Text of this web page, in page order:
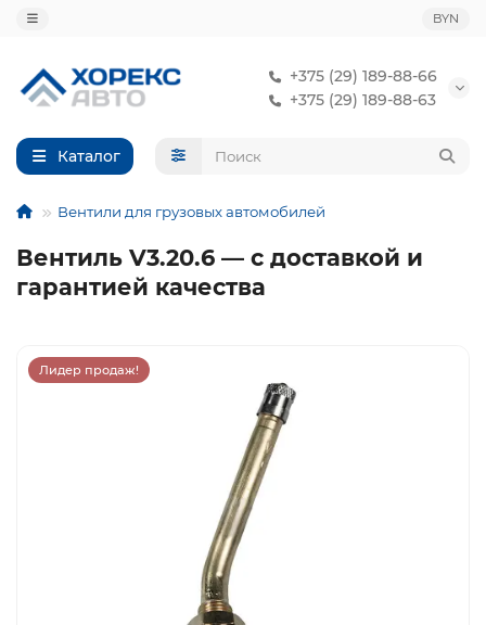
BYN
+375 (29) 189-88-66
+375 (29) 189-88-63
Каталог
Вентили для грузовых автомобилей
Вентиль V3.20.6 — с доставкой и
гарантией качества
Лидер продаж!